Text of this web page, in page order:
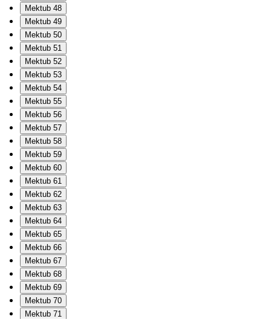
Mektub 48
Mektub 49
Mektub 50
Mektub 51
Mektub 52
Mektub 53
Mektub 54
Mektub 55
Mektub 56
Mektub 57
Mektub 58
Mektub 59
Mektub 60
Mektub 61
Mektub 62
Mektub 63
Mektub 64
Mektub 65
Mektub 66
Mektub 67
Mektub 68
Mektub 69
Mektub 70
Mektub 71